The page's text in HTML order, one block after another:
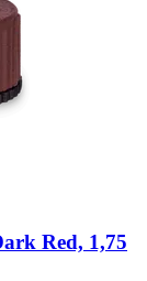
Red, 1,75